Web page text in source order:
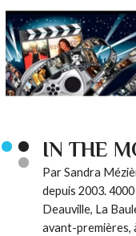
IN THE
Par Sandra
depuis 2003.
Deauville, La
avant-premières,